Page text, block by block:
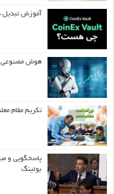
آموزش تبدیل
هوش مصنوعی
تکریم مقام
پاسخگویی و
بوئینگ